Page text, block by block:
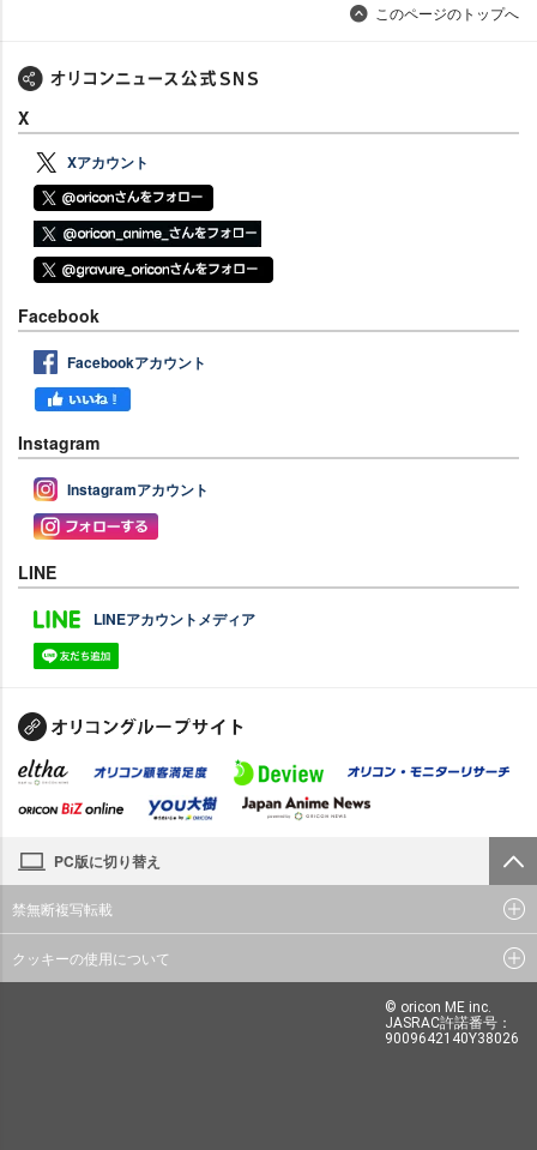
このページのトップへ
X
Xアカウント
Facebook
Facebookアカウント
Instagram
Instagramアカウント
LINE
LINEアカウントメディア
PC版に切り替え
禁無断複写転載
クッキーの使用について
© oricon ME inc.
JASRAC許諾番号：
9009642140Y38026